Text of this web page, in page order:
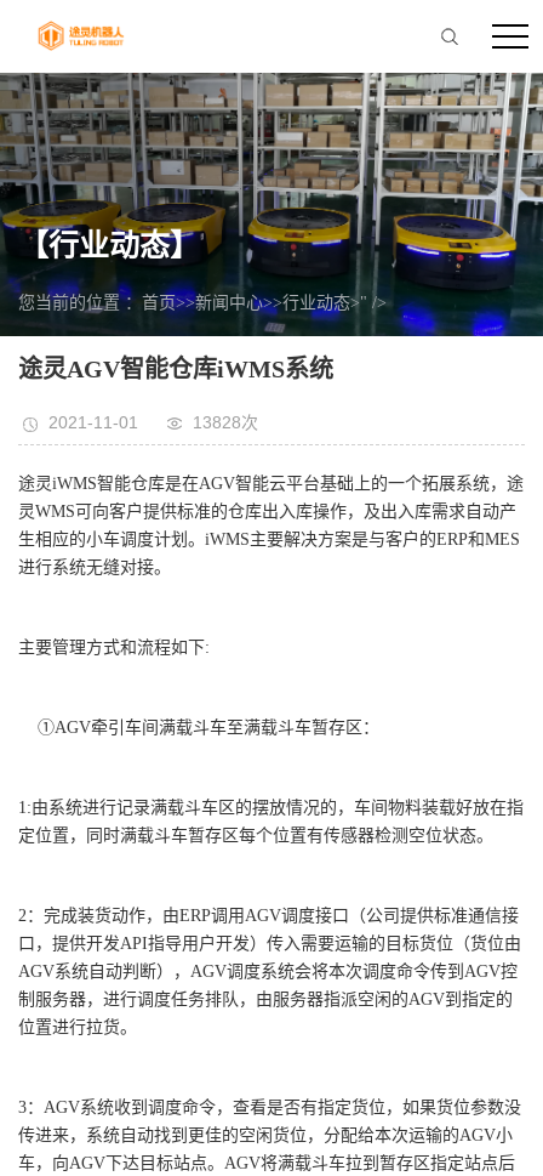
【行业动态】
您当前的位置 ： 首页>>新闻中心>>行业动态>" />
途灵AGV智能仓库iWMS系统
2021-11-01 13828次
途灵iWMS智能仓库是在AGV智能云平台基础上的一个拓展系统，途
灵WMS可向客户提供标准的仓库出入库操作，及出入库需求自动产
生相应的小车调度计划。iWMS主要解决方案是与客户的ERP和MES
进行系统无缝对接。
主要管理方式和流程如下:
①AGV牵引车间满载斗车至满载斗车暂存区：
1:由系统进行记录满载斗车区的摆放情况的，车间物料装载好放在指
定位置，同时满载斗车暂存区每个位置有传感器检测空位状态。
2：完成装货动作，由ERP调用AGV调度接口（公司提供标准通信接
口，提供开发API指导用户开发）传入需要运输的目标货位（货位由
AGV系统自动判断），AGV调度系统会将本次调度命令传到AGV控
制服务器，进行调度任务排队，由服务器指派空闲的AGV到指定的
位置进行拉货。
3：AGV系统收到调度命令，查看是否有指定货位，如果货位参数没
传进来，系统自动找到更佳的空闲货位，分配给本次运输的AGV小
车，向AGV下达目标站点。AGV将满载斗车拉到暂存区指定站点后